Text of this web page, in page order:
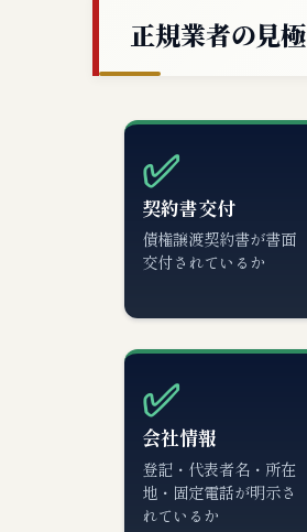
正規業者の見
✅
契約書交付
債権譲渡契約書が書面
交付されているか
✅
会社情報
登記・代表者名・所在
地・固定電話が明示さ
れているか